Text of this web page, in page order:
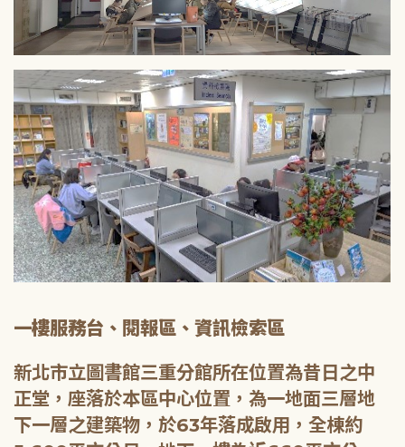
一樓服務台、閱報區、資訊檢索區
新北市立圖書館三重分館所在位置為昔日之中
正堂，座落於本區中心位置，為一地面三層地
下一層之建築物，於63年落成啟用，全棟約